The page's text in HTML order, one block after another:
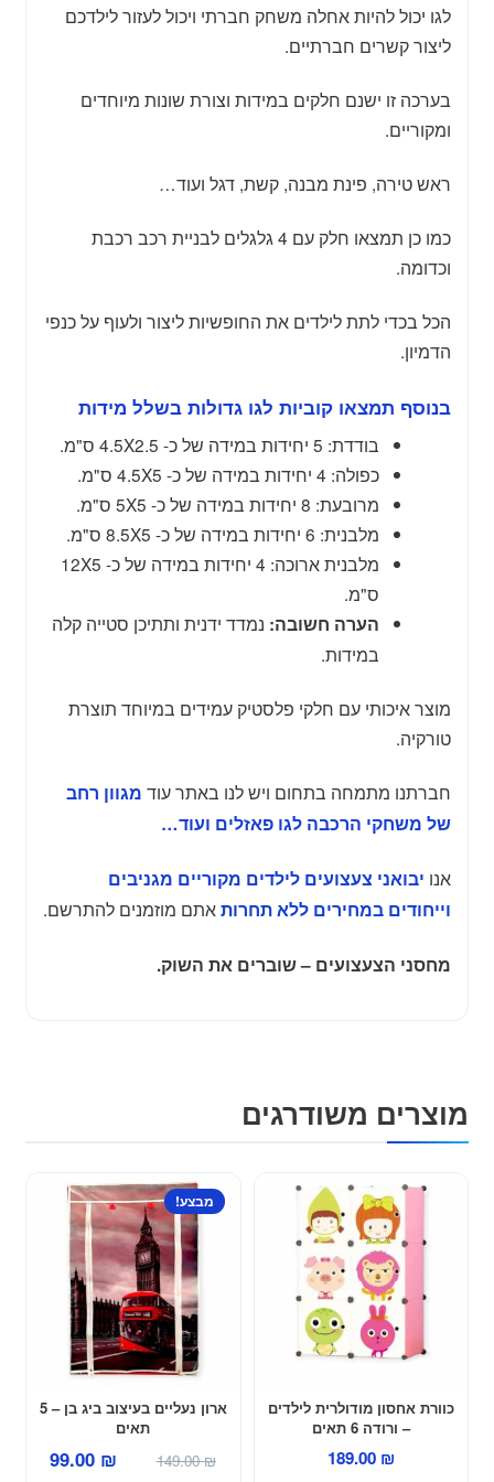
לגו יכול להיות אחלה משחק חברתי ויכול לעזור לילדכם
ליצור קשרים חברתיים.
בערכה זו ישנם חלקים במידות וצורת שונות מיוחדים
ומקוריים.
ראש טירה, פינת מבנה, קשת, דגל ועוד…
כמו כן תמצאו חלק עם 4 גלגלים לבניית רכב רכבת
וכדומה.
הכל בכדי לתת לילדים את החופשיות ליצור ולעוף על כנפי
הדמיון.
בנוסף תמצאו קוביות לגו גדולות בשלל מידות
בודדת: 5 יחידות במידה של כ- 4.5X2.5 ס"מ.
כפולה: 4 יחידות במידה של כ- 4.5X5 ס"מ.
מרובעת: 8 יחידות במידה של כ- 5X5 ס"מ.
מלבנית: 6 יחידות במידה של כ- 8.5X5 ס"מ.
מלבנית ארוכה: 4 יחידות במידה של כ- 12X5
ס"מ.
הערה חשובה: נמדד ידנית ותתיכן סטייה קלה
במידות.
מוצר איכותי עם חלקי פלסטיק עמידים במיוחד תוצרת
טורקיה.
חברתנו מתמחה בתחום ויש לנו באתר עוד מגוון רחב
של משחקי הרכבה לגו פאזלים ועוד…
אנו יבואני צעצועים לילדים מקוריים מגניבים
וייחודים במחירים ללא תחרותאתם מוזמנים להתרשם.
מחסני הצעצועים – שוברים את השוק.
מוצרים משודרגים
כוורת אחסון מודולרית לילדים
– ורודה 6 תאים
189.00 ₪
ארון נעליים בעיצוב ביג בן – 5
תאים
מבצע!
149.00₪
המחיר99.00 ₪
המחיר